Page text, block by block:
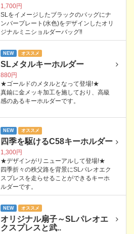
1,700円
SLをイメージしたブラックのバッグにナ
ンバープレート(水色)をデザインしたオリ
ジナルミニショルダーバッグ‼
NEW オススメ
SLメタルキーホルダー
880円
★ゴールドのメタルとなって登場!★
真鍮に金メッキ加工を施しており、高級
感のあるキーホルダーです。
NEW オススメ
四季を駆けるC58キーホルダー
1,300円
★デザインがリニューアルして登場!★
四季折々の秩父路を背景にSLパレオエク
スプレスを走らせることができるキーホ
ルダーです。
NEW オススメ
オリジナル扇子～SLパレオエ
クスプレスと武..